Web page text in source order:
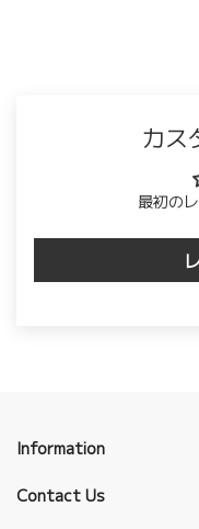
カス
最初の
Information
Contact Us